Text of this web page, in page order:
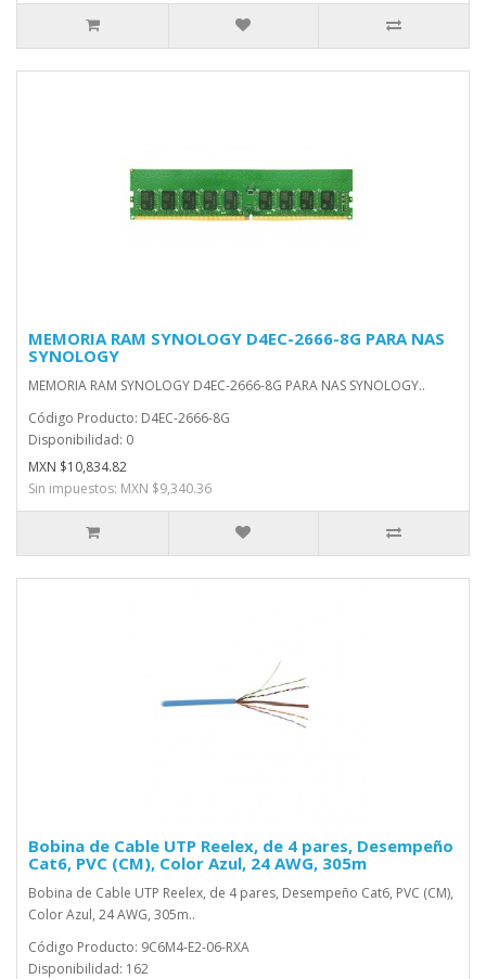
MEMORIA RAM SYNOLOGY D4EC-2666-8G PARA NAS
SYNOLOGY
MEMORIA RAM SYNOLOGY D4EC-2666-8G PARA NAS SYNOLOGY..
Código Producto: D4EC-2666-8G
Disponibilidad: 0
MXN $10,834.82
Sin impuestos: MXN $9,340.36
Bobina de Cable UTP Reelex, de 4 pares, Desempeño
Cat6, PVC (CM), Color Azul, 24 AWG, 305m
Bobina de Cable UTP Reelex, de 4 pares, Desempeño Cat6, PVC (CM),
Color Azul, 24 AWG, 305m..
Código Producto: 9C6M4-E2-06-RXA
Disponibilidad: 162